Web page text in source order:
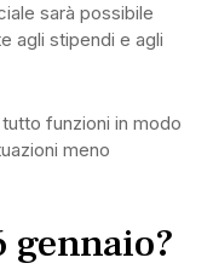
sarà possibile
agli stipendi e agli
funzioni in modo
meno
gennaio?